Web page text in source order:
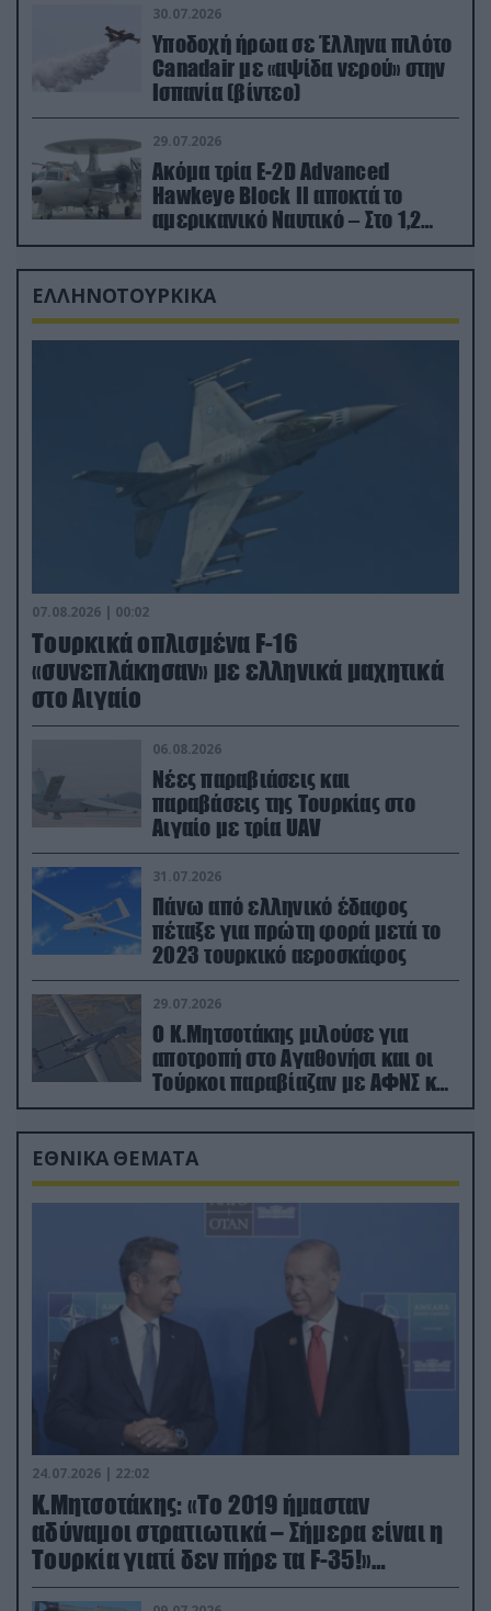
30.07.2026
Υποδοχή ήρωα σε Έλληνα πιλότο
Canadair με «αψίδα νερού» στην
Ισπανία (βίντεο)
29.07.2026
Ακόμα τρία E-2D Advanced
Hawkeye Block II αποκτά το
αμερικανικό Ναυτικό – Στο 1,2
δισ.δολάρια το κόστος
ΕΛΛΗΝΟΤΟΥΡΚΙΚΑ
07.08.2026 | 00:02
Τουρκικά οπλισμένα F-16
«συνεπλάκησαν» με ελληνικά μαχητικά
στο Αιγαίο
06.08.2026
Νέες παραβιάσεις και
παραβάσεις της Τουρκίας στο
Αιγαίο με τρία UAV
31.07.2026
Πάνω από ελληνικό έδαφος
πέταξε για πρώτη φορά μετά το
2023 τουρκικό αεροσκάφος
29.07.2026
Ο Κ.Μητσοτάκης μιλούσε για
αποτροπή στο Αγαθονήσι και οι
Τούρκοι παραβίαζαν με ΑΦΝΣ και
drone
ΕΘΝΙΚΑ ΘΕΜΑΤΑ
24.07.2026 | 22:02
Κ.Μητσοτάκης: «Το 2019 ήμασταν
αδύναμοι στρατιωτικά – Σήμερα είναι η
Τουρκία γιατί δεν πήρε τα F-35!»
(βίντεο)